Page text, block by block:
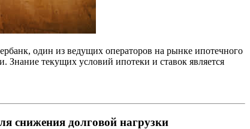
один из ведущих операторов на рынке ипотечного
текущих условий ипотеки и ставок является
снижения долговой нагрузки